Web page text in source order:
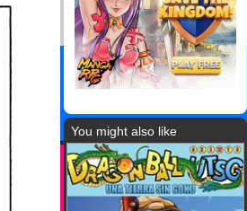
You might also like